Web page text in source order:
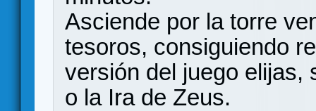
Asciende por la torre
tesoros, consiguiendo
versión del juego elijas,
o la Ira de Zeus.